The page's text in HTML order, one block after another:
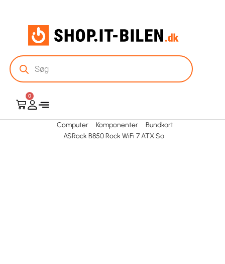
0
Computer Komponenter
Bundkort
ASRock B850 Rock WiFi 7 ATX So